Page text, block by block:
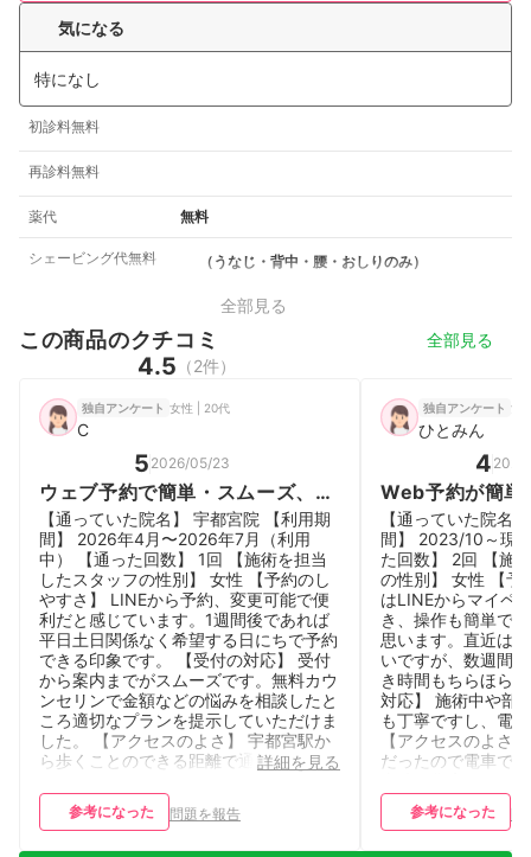
気になる
特になし
初診料無料
再診料無料
薬代 無料
シェービング代無料 （うなじ・背中・腰・おしりのみ）
全部見る
この商品のクチコミ 全部見る
4.5 （2件）
独自アンケート 女性 | 20代
C
5 2026/05/23
ウェブ予約で簡単・スムーズ、通
いやすい
【通っていた院名】 宇都宮院 【利用期
間】 2026年4月〜2026年7月（利用
中） 【通った回数】 1回 【施術を担当
したスタッフの性別】 女性 【予約のし
やすさ】 LINEから予約、変更可能で便
利だと感じています。1週間後であれば
平日土日関係なく希望する日にちで予約
できる印象です。 【受付の対応】 受付
から案内までがスムーズです。無料カウ
ンセリンで金額などの悩みを相談したと
ころ適切なプランを提示していただけま
した。 【アクセスのよさ】 宇都宮駅か
ら歩くことのできる距離で通いやすいで
詳細を見る
参考になった 問題を報告
独自アンケート 女
ひとみん
4
Web予約が簡単
でにササっと脱
【通っていた院名
間】 2023/10～現
た回数】 2回 【施
の性別】 女性 【予
はLINEからマイペ
き、操作も簡単で
思います。直近は
いですが、数週間
き時間もちらほら
対応】 施術中や部
も丁寧ですし、電
【アクセスのよさ
だったので電車で
て行けたので良か
参考になった